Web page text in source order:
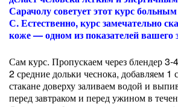
Сарачолу советует этот курс
С. Естественно, курс замечательно
коже — одном из показателей вашего
Сам курс. Пропускаем через блендер
2 средние дольки чеснока, добавляем 1
стакане доверху заливаем водой и
перед завтраком и перед ужином в